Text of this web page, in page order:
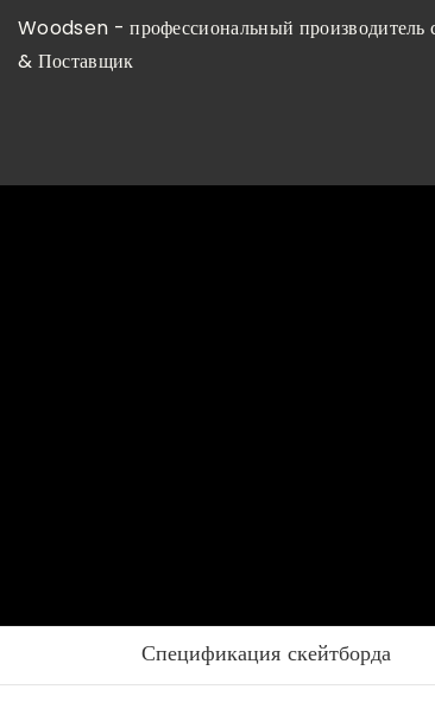
Woodsen - профессиональный производитель
& Поставщик
Спецификация скейтборда